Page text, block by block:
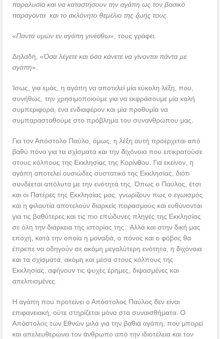
παραλυσία και να καταστήσουν την αγάπη ως τον βασικό
παράγοντα και το ακλόνητο θεμέλιο της ζωής τους.
«Παντα υμών εν αγάπη γινέσθω», τους γράφει.
Δηλαδή, «Όσα λέγετε και όσα κάνετε να γίνονται πάντα με
αγάπη».
Ίσως, για εμάς, η αγάπη να αποτελεί μία εύκολη λέξη, που,
συνήθως, την χρησιμοποιούμε για να εκφράσουμε μία καλή
συμπεριφορά, ένα ενδιαφέρον και μία προθυμία να
συμπαρασταθούμε στο πρόβλημα του συνανθρώπου μας.
Για τον Απόστολο Παύλο, όμως, η λέξη αυτή προέρχεται από
βαθύ πόνο για τα σχίσματα και την διχόνοια που επικρατούσε
στους κόλπους της Εκκλησίας της Κορίνθου. Για εκείνον, η
αγάπη αποτελεί ουσιώδες συστατικό της Εκκλησίας, διότι
συνδέεται απόλυτα με την ενότητά της. Όπως ο Παύλος, έτσι
και οι Πατέρες της Εκκλησίας μας, γνωρίζουν πως ο εγωισμός
και η φιλαυτία αποτελούν διαρκείς πειρασμούς και ευθύνονται
για τις βαθύτερες και τις πιο επώδυνες πληγές της Εκκλησίας
σε όλη την διάρκεια της ιστορίας της. Αλλά και στην δική μας
εποχή, κατά την οποία η μοναξιά, ο πόνος και ο φόβος θα
έπρεπε να οδηγούν σε ακόμη μεγαλύτερη ενότητα, η διχόνοια
και τα σχίσματα, ακόμη και μέσα στους κόλπους της
Εκκλησίας, αφήνουν τις ψυχές έρημες, διψασμένες και
απελπισμένες.
Η αγάπη που προτείνει ο Απόστολος Παύλος δεν είναι
επιφανειακή, ούτε στηρίζεται μόνο στα συναισθήματα. Ο
Απόστολος των Εθνών μιλά για την βαθιά αγάπη, που μπορεί
και απελευθερώνει τον άνθρωπο από την ιδιοτέλεια και τον